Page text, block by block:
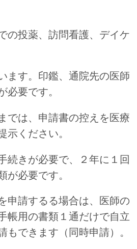
の投薬、訪問看護、デイケ
ます。印鑑、通院先の医師
必要です。
では、申請書の控えを医療
示ください。
続きが必要で、２年に１回
が必要です。
申請するる場合は、医師の
帳用の書類１通だけで自立
もできます（同時申請）。